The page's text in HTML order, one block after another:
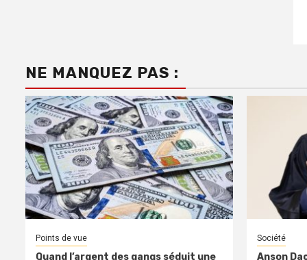
NE MANQUEZ PAS :
Points de vue
Quand l’argent des gangs séduit une
Société
Anson